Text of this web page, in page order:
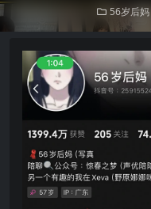
56岁后妈